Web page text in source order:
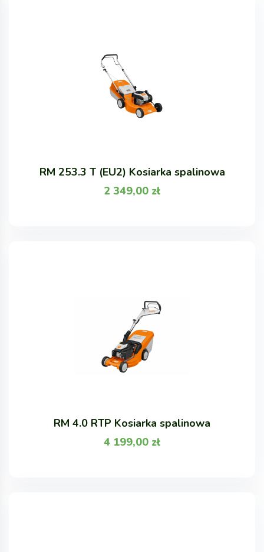
RM 253.3 T (EU2) Kosiarka spalinowa
2 349,00 zł
RM 4.0 RTP Kosiarka spalinowa
4 199,00 zł